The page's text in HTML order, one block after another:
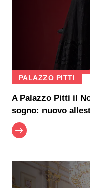
PALAZZO PITTI
A Palazzo Pitti il
sogno: nuovo